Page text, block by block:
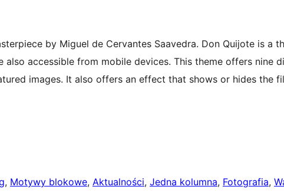
by Miguel de Cervantes Saavedra. Don Quijote is a
also accessible from mobile devices. This theme offers nine
images. It also offers an effect that shows or hides the
, Motywy blokowe, Aktualności, Jedna kolumna, Fotografia,